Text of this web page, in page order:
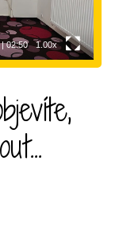
02:50 1.00x